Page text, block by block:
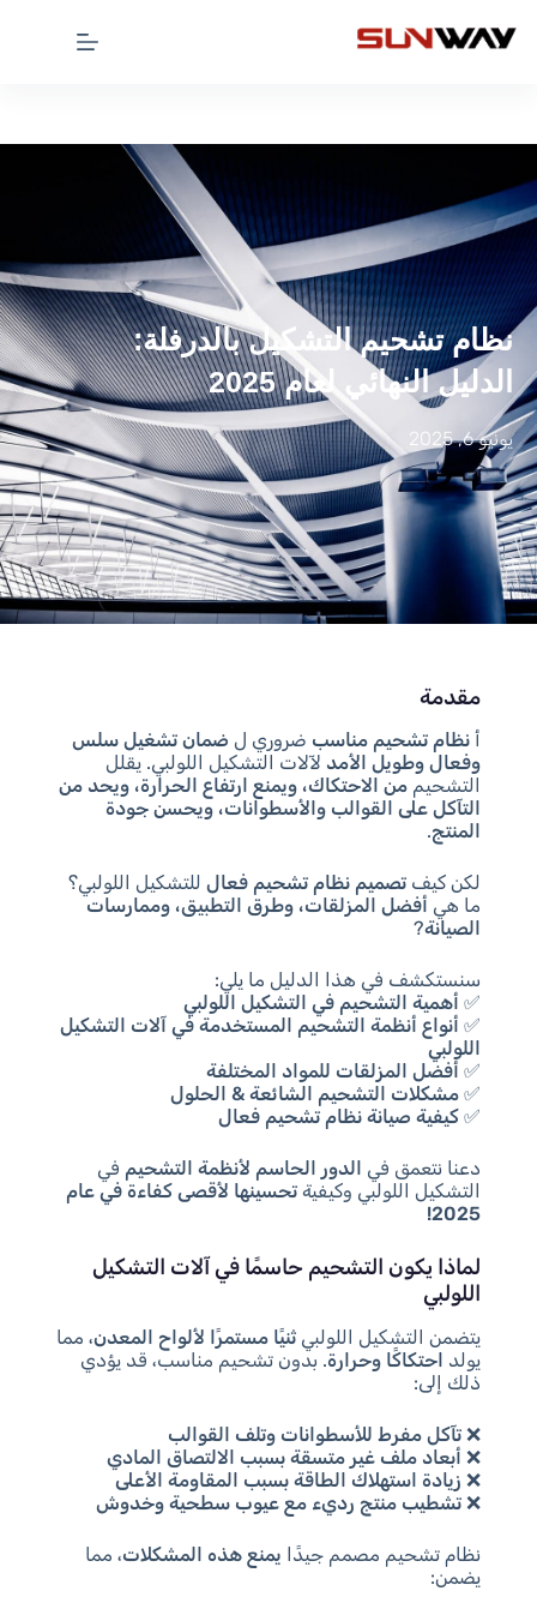
نظام تشحيم التشكيل بالدرفلة:
الدليل النهائي لعام 2025
يونيو 6, 2025
مقدمة
أ نظام تشحيم مناسب ضروري ل ضمان تشغيل سلس
وفعال وطويل الأمد لآلات التشكيل اللولبي. يقلل
التشحيم من الاحتكاك، ويمنع ارتفاع الحرارة، ويحد من
التآكل على القوالب والأسطوانات، ويحسن جودة
المنتج.
لكن كيف تصميم نظام تشحيم فعالللتشكيل اللولبي؟
ما هي أفضل المزلقات، وطرق التطبيق، وممارسات
الصيانة?
سنستكشف في هذا الدليل ما يلي:
✅ أهمية التشحيم في التشكيل اللولبي
✅ أنواع أنظمة التشحيم المستخدمة في آلات التشكيل
اللولبي
✅ أفضل المزلقات للمواد المختلفة
✅ مشكلات التشحيم الشائعة & الحلول
✅ كيفية صيانة نظام تشحيم فعال
دعنا نتعمق في الدور الحاسم لأنظمة التشحيم في
التشكيل اللولبي وكيفية تحسينها لأقصى كفاءة في عام
2025!
لماذا يكون التشحيم حاسمًا في آلات التشكيل
اللولبي
يتضمن التشكيل اللولبي ثنيًا مستمرًا لألواح المعدن، مما
يولد احتكاكًا وحرارة. بدون تشحيم مناسب، قد يؤدي
ذلك إلى:
❌ تآكل مفرط للأسطوانات وتلف القوالب
❌ أبعاد ملف غير متسقة بسبب الالتصاق المادي
❌ زيادة استهلاك الطاقة بسبب المقاومة الأعلى
❌ تشطيب منتج رديء مع عيوب سطحية وخدوش
نظام تشحيم مصمم جيدًا يمنع هذه المشكلات، مما
يضمن: